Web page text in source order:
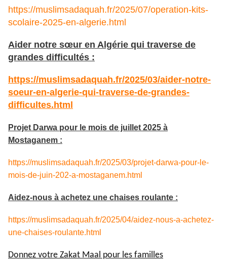
https://muslimsadaquah.fr/2025/07/operation-kits-
scolaire-2025-en-algerie.html
Aider notre sœur en Algérie qui traverse de
grandes difficultés :
https://muslimsadaquah.fr/2025/03/aider-notre-
soeur-en-algerie-qui-traverse-de-grandes-
difficultes.html
Projet Darwa pour le mois de juillet 2025 à
Mostaganem :
https://muslimsadaquah.fr/2025/03/projet-darwa-pour-le-
mois-de-juin-202-a-mostaganem.html
Aidez-nous à achetez une chaises roulante :
https://muslimsadaquah.fr/2025/04/aidez-nous-a-achetez-
une-chaises-roulante.html
Donnez votre Zakat Maal pour les familles